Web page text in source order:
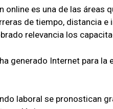
es una de las áreas
de tiempo, distancia e
relevancia los
generado Internet para la
laboral se pronostican